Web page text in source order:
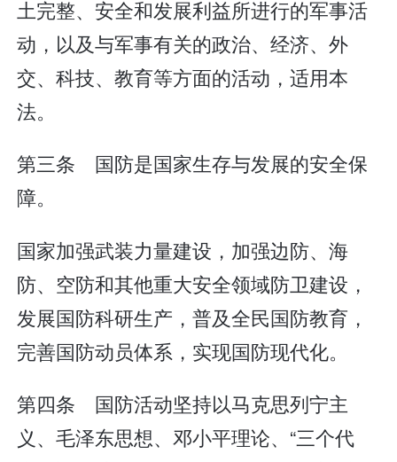
土完整、安全和发展利益所进行的军事活
动，以及与军事有关的政治、经济、外
交、科技、教育等方面的活动，适用本
法。
第三条 国防是国家生存与发展的安全保
障。
国家加强武装力量建设，加强边防、海
防、空防和其他重大安全领域防卫建设，
发展国防科研生产，普及全民国防教育，
完善国防动员体系，实现国防现代化。
第四条 国防活动坚持以马克思列宁主
义、毛泽东思想、邓小平理论、“三个代